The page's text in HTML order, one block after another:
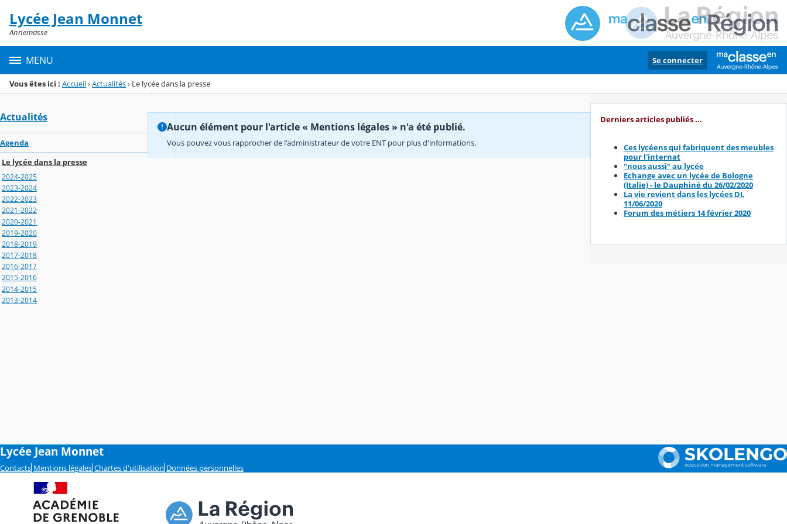
Menu de la rubrique
Contenu
Lycée Jean Monnet
Annemasse
MENU Se connecter
Vous êtes ici : Accueil›Actualités› Le lycée dans la presse
Actualités
Agenda
Le lycée dans la presse
2024-2025
2023-2024
2022-2023
2021-2022
2020-2021
2019-2020
2018-2019
2017-2018
2016-2017
2015-2016
2014-2015
2013-2014
Aucun élément pour l'article « Mentions légales » n'a été publié.
Vous pouvez vous rapprocher de l'administrateur de votre ENT pour plus d'informations.
Derniers articles publiés ...
Ces lycéens qui fabriquent des meubles
pour l'internat
"nous aussi" au lycée
Echange avec un lycée de Bologne
(Italie) - le Dauphiné du 26/02/2020
La vie revient dans les lycées DL
11/06/2020
Forum des métiers 14 février 2020
Lycée Jean Monnet
Contacts Mentions légales Chartes d'utilisation Données personnelles